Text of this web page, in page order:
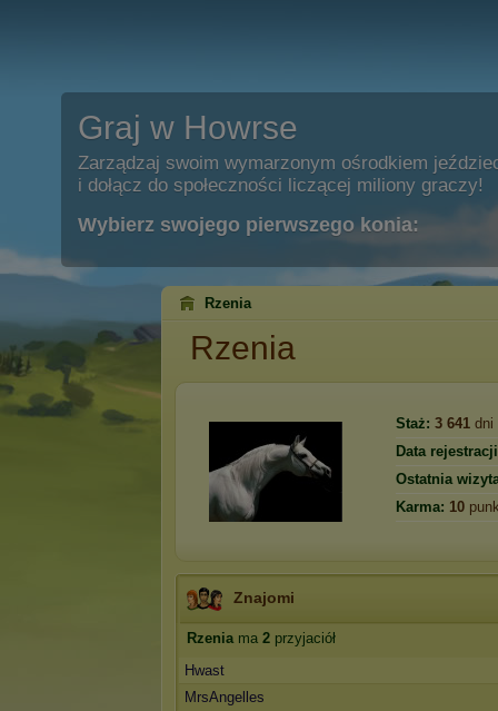
Graj w Howrse
Zarządzaj swoim wymarzonym ośrodkiem
i dołącz do społeczności liczącej miliony graczy!
Wybierz swojego pierwszego konia:
Rzenia
Rzenia
Staż: 3 641 dni
Data
Ostatnia
Karma: 10
Znajomi
Rzeniama 2 przyjaciół
Hwast
MrsAngelles